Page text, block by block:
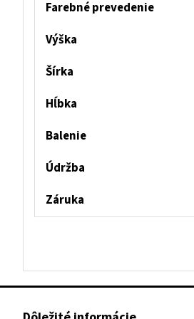
Farebné prevedenie
Výška
Šírka
Hĺbka
Balenie
Údržba
Záruka